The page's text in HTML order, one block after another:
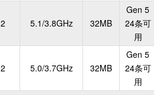
5.1/3.8GHz 32MB
Gen 5
24条可
用
5.0/3.7GHz 32MB
Gen 5
24条可
用